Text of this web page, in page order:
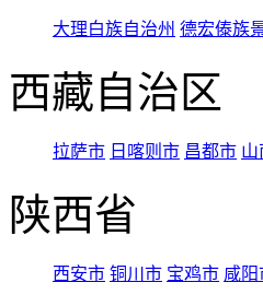
大理白族自治州 德宏傣族
西藏自治区
拉萨市 日喀则市 昌都市 山
陕西省
西安市 铜川市 宝鸡市 咸阳